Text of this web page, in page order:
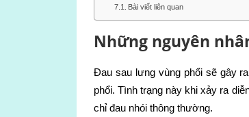
Bài viết liên quan
Những nguyên
Đau sau lưng vùng phổi sẽ gây
phổi. Tình trạng này khi xảy ra
chỉ đau nhói thông thường.